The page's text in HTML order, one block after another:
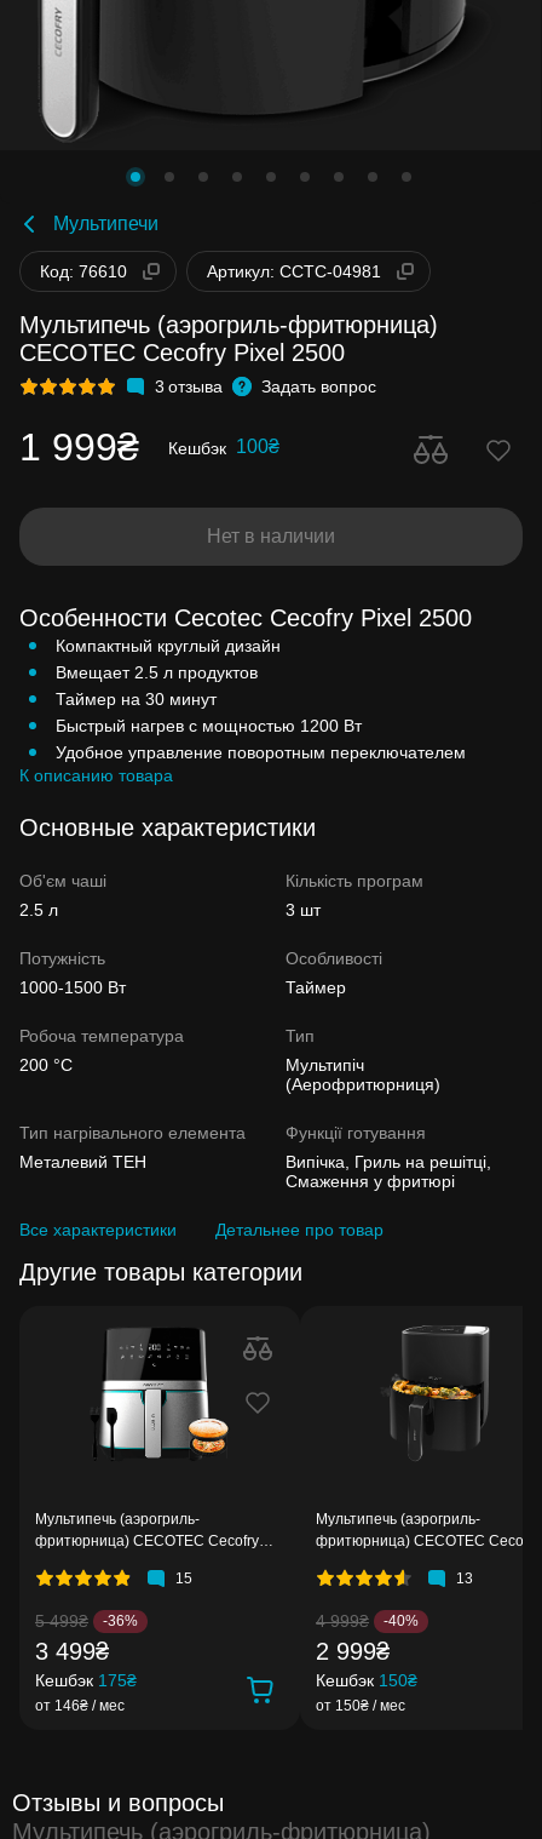
Мультипечи
Код: 76610 Артикул: CCTC-04981
Мультипечь (аэрогриль-фритюрница)
CECOTEC Cecofry Pixel 2500
3 отзыва Задать вопрос
1 999₴ Кешбэк 100₴
Нет в наличии
Особенности Cecotec Cecofry Pixel 2500
Компактный круглый дизайн
Вмещает 2.5 л продуктов
Таймер на 30 минут
Быстрый нагрев с мощностью 1200 Вт
Удобное управление поворотным переключателем
К описанию товара
Основные характеристики
Об'єм чаші
2.5 л
Кількість програм
3 шт
Потужність
1000-1500 Вт
Особливості
Таймер
Робоча температура
200 °C
Тип
Мультипіч
(Аерофритюрниця)
Тип нагрівального елемента
Металевий ТЕН
Функції готування
Випічка, Гриль на решітці,
Смаження у фритюрі
Все характеристики Детальнее про товар
Другие товары категории
Мультипечь (аэрогриль-
фритюрница) CECOTEC Cecofry
15
5 499₴ -36%
3 499₴
Кешбэк 175₴
от 146₴ / мес
Мультипечь (аэрогриль-
фритюрница) CECOTEC Cecofry
13
4 999₴ -40%
2 999₴
Кешбэк 150₴
от 150₴ / мес
Отзывы и вопросы
Мультипечь (аэрогриль-фритюрница)